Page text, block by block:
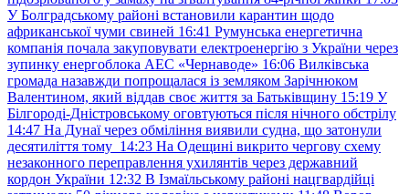
У Болградському районі встановили карантин щодо
африканської чуми свиней 16:41 Румунська енергетична
компанія почала закуповувати електроенергію з України через
зупинку енергоблока АЕС «Чернаводе» 16:06 Вилківська
громада назавжди попрощалася із земляком Зарічнюком
Валентином, який віддав своє життя за Батьківщину 15:19 У
Білгороді-Дністровському оговтуються після нічного обстрілу
14:47 На Дунаї через обміління виявили судна, що затонули
десятиліття тому 14:23 На Одещині викрито чергову схему
незаконного переправлення ухилянтів через державний
кордон України 12:32 В Ізмаїльському районі нацгвардійці